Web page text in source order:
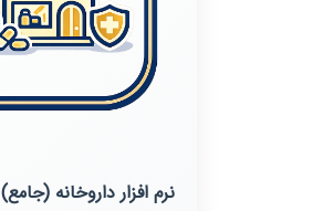
نرم افزار داروخانه (جامع)